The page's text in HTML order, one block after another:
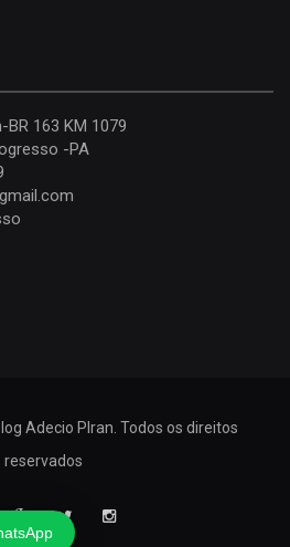
163 KM 1079
-PA
Adecio PIran. Todos os direitos
reservados